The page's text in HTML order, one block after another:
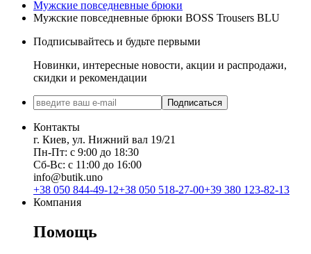
Мужские повседневные брюки
Мужские повседневные брюки BOSS Trousers BLU
Подписывайтесь и будьте первыми
Новинки, интересные новости, акции и распродажи,
скидки и рекомендации
Подписаться
Контакты
г. Киев, ул. Нижний вал 19/21
Пн-Пт: с 9:00 до 18:30
Сб-Вс: с 11:00 до 16:00
info@butik.uno
+38 050 844-49-12+38 050 518-27-00+39 380 123-82-13
Компания
Помощь